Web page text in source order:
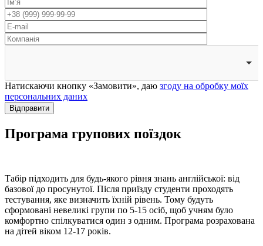
Натискаючи кнопку «Замовити», даю згоду на обробку моїх
персональних даних
Відправити
Програма групових поїздок
Табір підходить для будь-якого рівня знань англійської: від
базової до просунутої. Після приїзду студенти проходять
тестування, яке визначить їхній рівень. Тому будуть
сформовані невеликі групи по 5-15 осіб, щоб учням було
комфортно спілкуватися один з одним. Програма розрахована
на дітей віком 12-17 років.